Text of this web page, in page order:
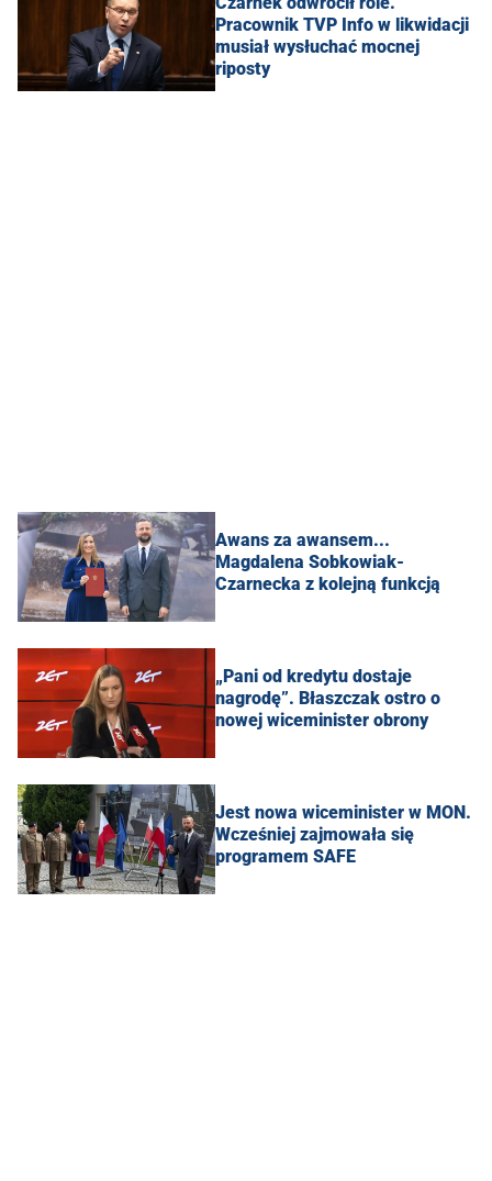
Pracownik TVP Info w likwidacji
musiał wysłuchać mocnej
riposty
Awans za awansem...
Magdalena Sobkowiak-
Czarnecka z kolejną funkcją
„Pani od kredytu dostaje
nagrodę”. Błaszczak ostro o
nowej wiceminister obrony
Jest nowa wiceminister w MON.
Wcześniej zajmowała się
programem SAFE